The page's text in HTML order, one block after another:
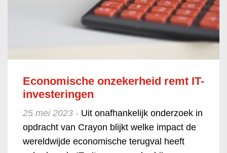
Economische onzekerheid remt IT-
investeringen
25 mei 2023 - Uit onafhankelijk onderzoek in
opdracht van Crayon blijkt welke impact de
wereldwijde economische terugval heeft